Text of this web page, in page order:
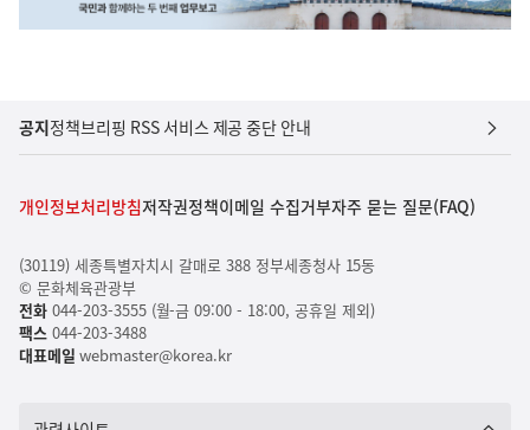
공지정책브리핑 RSS 서비스 제공 중단 안내
개인정보처리방침저작권정책이메일 수집거부자주 묻는 질문(FAQ)
(30119) 세종특별자치시 갈매로 388 정부세종청사 15동
© 문화체육관광부
전화044-203-3555 (월-금 09:00 - 18:00, 공휴일 제외)
팩스044-203-3488
대표메일 webmaster@korea.kr